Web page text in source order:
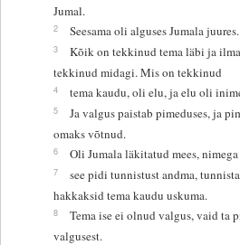
Jumal.
2 Seesama oli alguses Jumala juures.
3
Kõik on tekkinud tema läbi ja
tekkinud midagi. Mis on tekkinud
4 tema kaudu, oli elu, ja elu oli
5
Ja valgus paistab pimeduses, ja
omaks võtnud.
6 Oli Jumala läkitatud mees, nimega
7
see pidi tunnistust andma,
hakkaksid tema kaudu uskuma.
8
Tema ise ei olnud valgus, vaid ta
valgusest.